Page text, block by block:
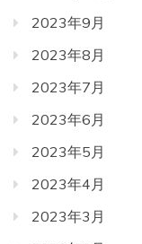
2023年9月
2023年8月
2023年7月
2023年6月
2023年5月
2023年4月
2023年3月